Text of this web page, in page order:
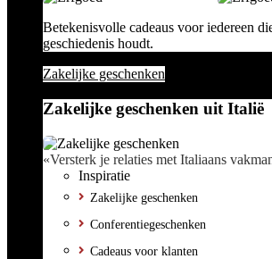
Betekenisvolle cadeaus voor iedereen
geschiedenis houdt.
Zakelijke geschenken
Zakelijke geschenken uit Italië
«Versterk je relaties met Italiaans
Inspiratie
Zakelijke geschenken
Conferentiegeschenken
Cadeaus voor klanten